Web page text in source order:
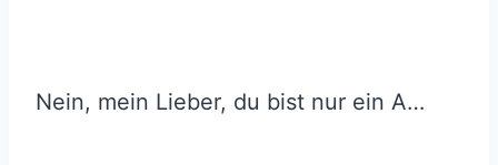
Nein, mein Lieber, du bist nur ein A…